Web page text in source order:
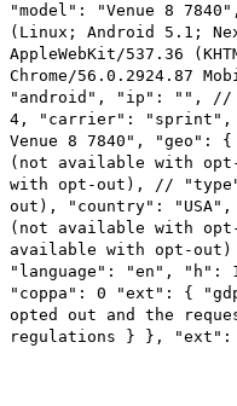
"model": "Venue 8
(Linux; Android 5.1;
AppleWebKit/537.36
Chrome/56.0.2924.87
"android", "ip": "", //
4, "carrier": "sprint",
Venue 8 7840", "geo":
(not available with
with opt-out), //
out), "country":
(not available with
available with opt-
"language": "en", "h":
"coppa": 0 "ext": {
opted out and the
regulations } },